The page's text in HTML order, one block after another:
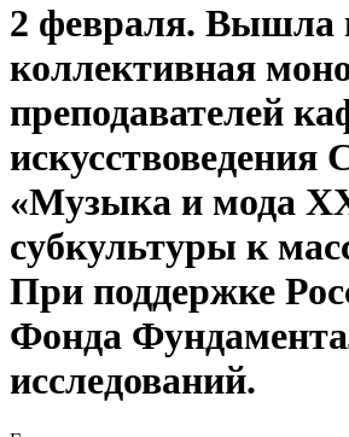
2 февраля. Вышла
коллективная
преподавателей
«Музыка и мода
субкультуры к
При поддержке
Фонда
исследований.